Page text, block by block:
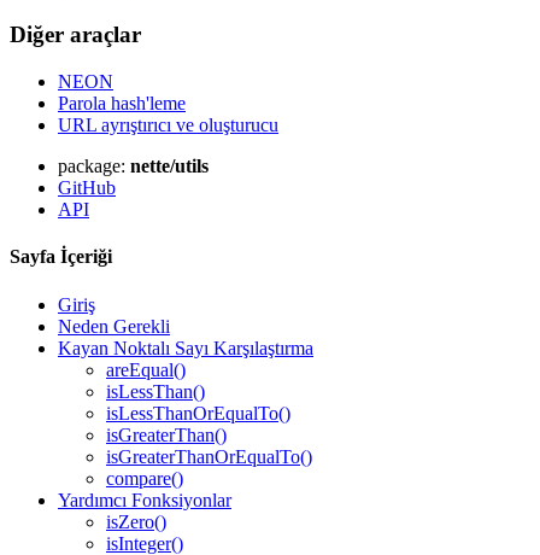
Diğer araçlar
NEON
Parola hash'leme
URL ayrıştırıcı ve oluşturucu
package: nette/utils
GitHub
API
Sayfa İçeriği
Giriş
Neden Gerekli
Kayan Noktalı Sayı Karşılaştırma
areEqual()
isLessThan()
isLessThanOrEqualTo()
isGreaterThan()
isGreaterThanOrEqualTo()
compare()
Yardımcı Fonksiyonlar
isZero()
isInteger()